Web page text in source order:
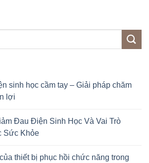
sinh học cầm tay – Giải pháp chăm
lợi
Đau Điện Sinh Học Và Vai Trò
Sức Khỏe
thiết bị phục hồi chức năng trong